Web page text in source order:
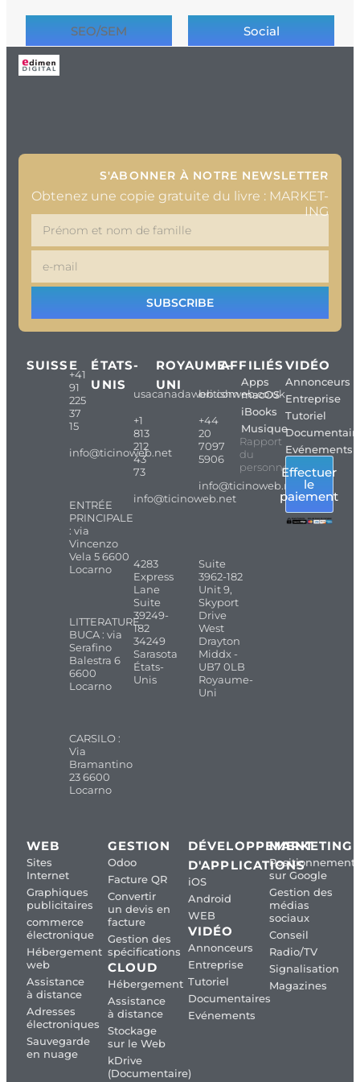
SEO/SEM Social
S'ABONNER À NOTRE NEWSLETTER
Obtenez une copie gratuite du livre : MARKET-
ING
SUBSCRIBE
SUISSE
+41
91
225
37
15
info@ticinoweb.net
ENTRÉE
PRINCIPALE
: via
Vincenzo
Vela 5 6600
Locarno
LITTERATURE
BUCA : via
Serafino
Balestra 6
6600
Locarno
CARSILO :
Via
Bramantino
23 6600
Locarno
ÉTATS-
UNIS
usacanadaweb.com
+1
813
212
43
73
info@ticinoweb.net
4283
Express
Lane
Suite
39249-
182
34249
Sarasota
États-
Unis
ROYAUME-
UNI
britishweb.co.uk
+44
20
7097
5906
info@ticinoweb.net
Suite
3962-182
Unit 9,
Skyport
Drive
West
Drayton
Middx -
UB7 0LB
Royaume-
Uni
AFFILIÉS
Apps
macOS
iBooks
Musique
Rapport
du
personnel
VIDÉO
Annonceurs
Entreprise
Tutoriel
Evénements
Effectuer
le
paiement
WEB
Sites
Internet
Graphiques
publicitaires
commerce
électronique
Hébergement
web
Assistance
à distance
Adresses
électroniques
Sauvegarde
en nuage
GESTION
Odoo
Facture QR
Convertir
un devis en
facture
Gestion des
spécifications
CLOUD
Hébergement
Assistance
à distance
Stockage
sur le Web
kDrive
(Documentaire)
DÉVELOPPEMENT
D'APPLICATIONS
iOS
Android
WEB
VIDÉO
Annonceurs
Entreprise
Tutoriel
Documentaires
Evénements
MARKETING
Positionnement
sur Google
Gestion des
médias
sociaux
Conseil
Radio/TV
Signalisation
Magazines